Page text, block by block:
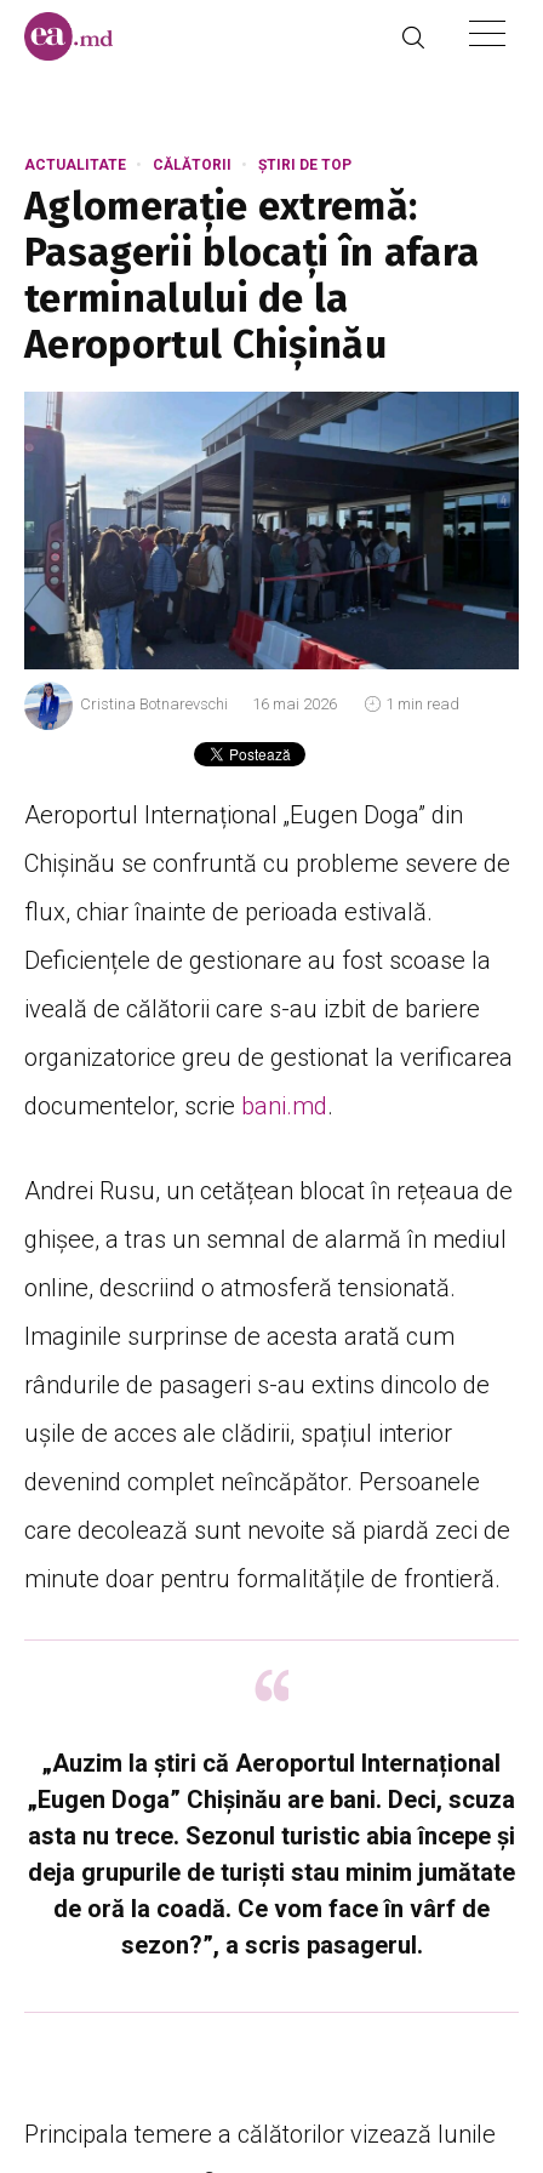
ACTUALITATE CĂLĂTORII ȘTIRI DE TOP
Aglomerație extremă:
Pasagerii blocați în afara
terminalului de la
Aeroportul Chișinău
Cristina Botnarevschi 16 mai 2026 1 min read
Aeroportul Internațional „Eugen Doga” din
Chișinău se confruntă cu probleme severe de
flux, chiar înainte de perioada estivală.
Deficiențele de gestionare au fost scoase la
iveală de călătorii care s-au izbit de bariere
organizatorice greu de gestionat la verificarea
documentelor, scrie bani.md.
Andrei Rusu, un cetățean blocat în rețeaua de
ghișee, a tras un semnal de alarmă în mediul
online, descriind o atmosferă tensionată.
Imaginile surprinse de acesta arată cum
rândurile de pasageri s-au extins dincolo de
ușile de acces ale clădirii, spațiul interior
devenind complet neîncăpător. Persoanele
care decolează sunt nevoite să piardă zeci de
minute doar pentru formalitățile de frontieră.
„Auzim la știri că Aeroportul Internațional
„Eugen Doga” Chișinău are bani. Deci, scuza
asta nu trece. Sezonul turistic abia începe și
deja grupurile de turiști stau minim jumătate
de oră la coadă. Ce vom face în vârf de
sezon?”, a scris pasagerul.
Principala temere a călătorilor vizează lunile